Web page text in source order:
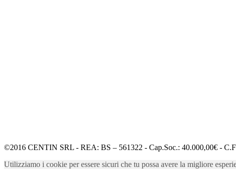
©2016 CENTIN SRL - REA: BS – 561322 - Cap.Soc.: 40.000,00€ -
Utilizziamo i cookie per essere sicuri che tu possa avere la migliore